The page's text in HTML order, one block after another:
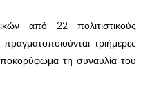
από 22 πολιτιστικούς
τριήμερες
τη συναυλία του